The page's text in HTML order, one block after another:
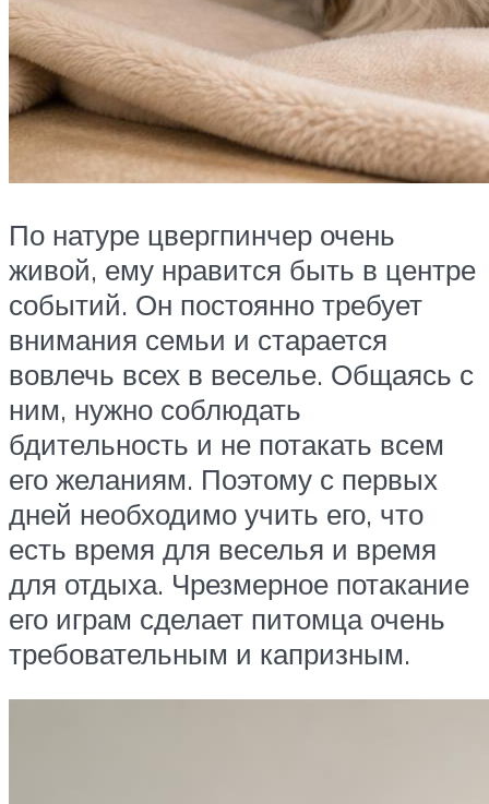
По натуре цвергпинчер очень
живой, ему нравится быть в центре
событий. Он постоянно требует
внимания семьи и старается
вовлечь всех в веселье. Общаясь с
ним, нужно соблюдать
бдительность и не потакать всем
его желаниям. Поэтому с первых
дней необходимо учить его, что
есть время для веселья и время
для отдыха. Чрезмерное потакание
его играм сделает питомца очень
требовательным и капризным.